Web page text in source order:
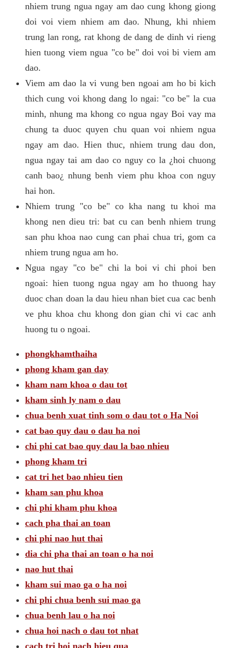
nhiem trung ngua ngay am dao cung khong giong
doi voi viem nhiem am dao. Nhung, khi nhiem
trung lan rong, rat khong de dang de dinh vi rieng
hien tuong viem ngua "co be" doi voi bi viem am
dao.
Viem am dao la vi vung ben ngoai am ho bi kich
thich cung voi khong dang lo ngai: "co be" la cua
minh, nhung ma khong co ngua ngay Boi vay ma
chung ta duoc quyen chu quan voi nhiem ngua
ngay am dao. Hien thuc, nhiem trung dau don,
ngua ngay tai am dao co nguy co la ¿hoi chuong
canh bao¿ nhung benh viem phu khoa con nguy
hai hon.
Nhiem trung "co be" co kha nang tu khoi ma
khong nen dieu tri: bat cu can benh nhiem trung
san phu khoa nao cung can phai chua tri, gom ca
nhiem trung ngua am ho.
Ngua ngay "co be" chi la boi vi chi phoi ben
ngoai: hien tuong ngua ngay am ho thuong hay
duoc chan doan la dau hieu nhan biet cua cac benh
ve phu khoa chu khong don gian chi vi cac anh
huong tu o ngoai.
phongkhamthaiha
phong kham gan day
kham nam khoa o dau tot
kham sinh ly nam o dau
chua benh xuat tinh som o dau tot o Ha Noi
cat bao quy dau o dau ha noi
chi phi cat bao quy dau la bao nhieu
phong kham tri
cat tri het bao nhieu tien
kham san phu khoa
chi phi kham phu khoa
cach pha thai an toan
chi phi nao hut thai
dia chi pha thai an toan o ha noi
nao hut thai
kham sui mao ga o ha noi
chi phi chua benh sui mao ga
chua benh lau o ha noi
chua hoi nach o dau tot nhat
cach tri hoi nach hieu qua